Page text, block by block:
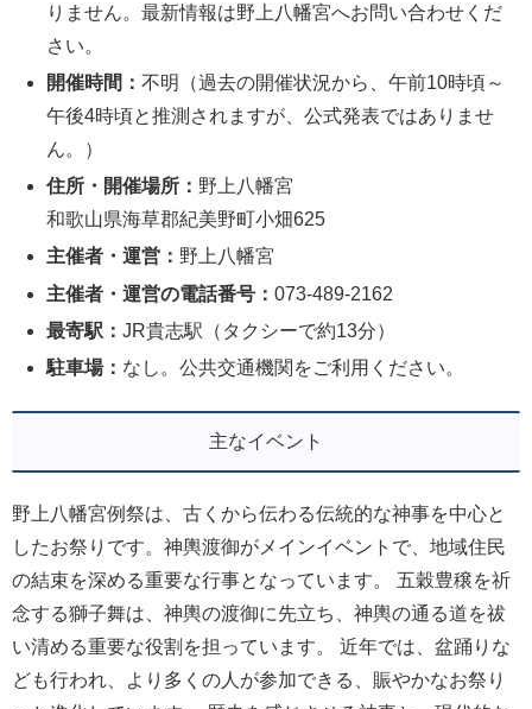
りません。最新情報は野上八幡宮へお問い合わせくだ
さい。
開催時間：不明（過去の開催状況から、午前10時頃～
午後4時頃と推測されますが、公式発表ではありませ
ん。）
住所・開催場所： 野上八幡宮
和歌山県海草郡紀美野町小畑625
主催者・運営： 野上八幡宮
主催者・運営の電話番号：073-489-2162
最寄駅：JR貴志駅（タクシーで約13分）
駐車場： なし。公共交通機関をご利用ください。
主なイベント
野上八幡宮例祭は、古くから伝わる伝統的な神事を中心と
したお祭りです。神輿渡御がメインイベントで、地域住民
の結束を深める重要な行事となっています。 五穀豊穣を祈
念する獅子舞は、神輿の渡御に先立ち、神輿の通る道を祓
い清める重要な役割を担っています。 近年では、盆踊りな
ども行われ、より多くの人が参加できる、賑やかなお祭り